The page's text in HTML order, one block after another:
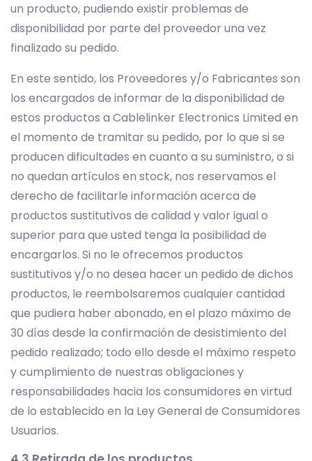
un producto, pudiendo existir problemas de
disponibilidad por parte del proveedor una vez
finalizado su pedido.
En este sentido, los Proveedores y/o Fabricantes son
los encargados de informar de la disponibilidad de
estos productos a Cablelinker Electronics Limited en
el momento de tramitar su pedido, por lo que si se
producen dificultades en cuanto a su suministro, o si
no quedan artículos en stock, nos reservamos el
derecho de facilitarle información acerca de
productos sustitutivos de calidad y valor igual o
superior para que usted tenga la posibilidad de
encargarlos. Si no le ofrecemos productos
sustitutivos y/o no desea hacer un pedido de dichos
productos, le reembolsaremos cualquier cantidad
que pudiera haber abonado, en el plazo máximo de
30 días desde la confirmación de desistimiento del
pedido realizado; todo ello desde el máximo respeto
y cumplimiento de nuestras obligaciones y
responsabilidades hacia los consumidores en virtud
de lo establecido en la Ley General de Consumidores
Usuarios.